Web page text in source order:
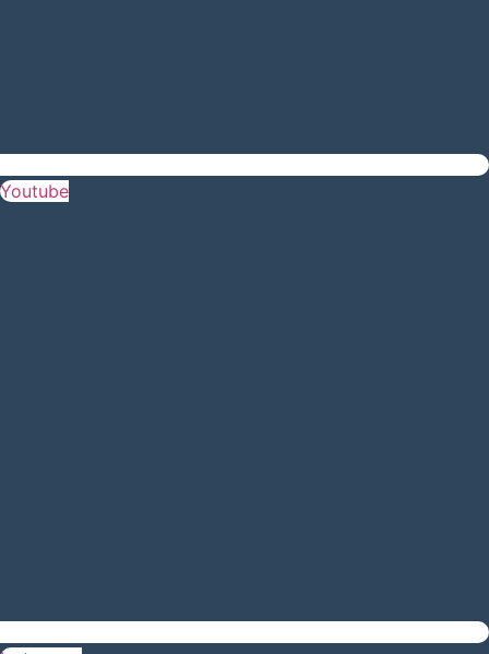
Youtube